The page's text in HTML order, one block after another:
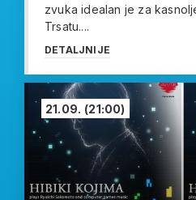
zvuka idealan je za
Trsatu....
DETALJNIJE
21.09. (21:00)